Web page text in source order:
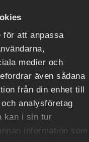
för att anpassa
medier och
även sådana
från din enhet till
analysföretag
kan i sin tur
information som
Linnea sig
ståltråd, pärlor,
är
så fort man rör